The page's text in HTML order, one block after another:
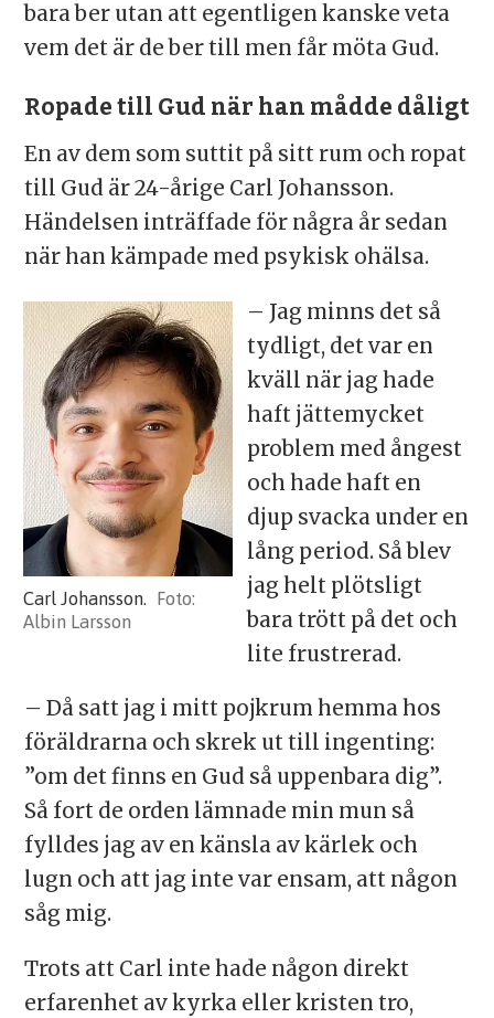
bara ber utan att egentligen kanske veta
vem det är de ber till men får möta Gud.
Ropade till Gud när han mådde dåligt
En av dem som suttit på sitt rum och ropat
till Gud är 24-årige Carl Johansson.
Händelsen inträffade för några år sedan
när han kämpade med psykisk ohälsa.
Carl Johansson.
Albin Larsson
– Jag minns det så
tydligt, det var en
kväll när jag hade
haft jättemycket
problem med ångest
och hade haft en
djup svacka under en
lång period. Så blev
jag helt plötsligt
bara trött på det och
lite frustrerad.
– Då satt jag i mitt pojkrum hemma hos
föräldrarna och skrek ut till ingenting:
”om det finns en Gud så uppenbara dig”.
Så fort de orden lämnade min mun så
fylldes jag av en känsla av kärlek och
lugn och att jag inte var ensam, att någon
såg mig.
Trots att Carl inte hade någon direkt
erfarenhet av kyrka eller kristen tro,